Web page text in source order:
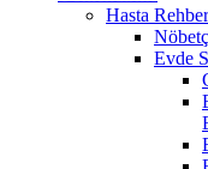
Hasta
Evde